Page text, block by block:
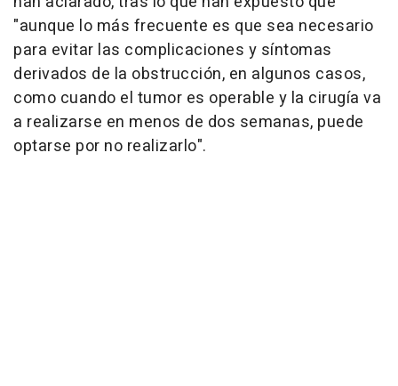
"aunque lo más frecuente es que sea necesario
para evitar las complicaciones y síntomas
derivados de la obstrucción, en algunos casos,
como cuando el tumor es operable y la cirugía va
a realizarse en menos de dos semanas, puede
optarse por no realizarlo".